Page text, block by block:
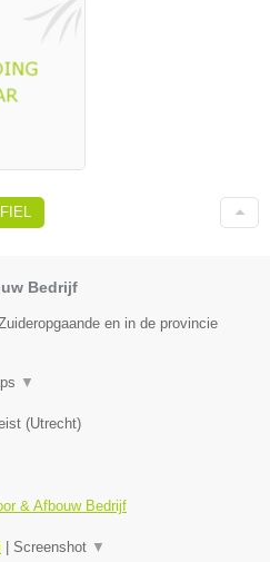
Bedrijf
en in de provincie
▼
(Utrecht)
& Afbouw Bedrijf
Screenshot ▼